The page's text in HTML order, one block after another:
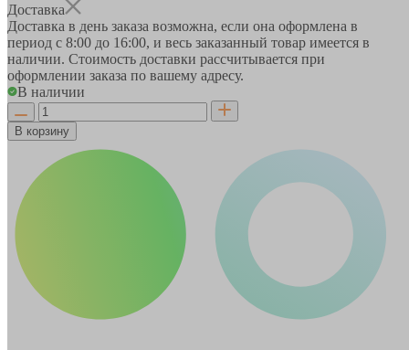
Доставка
Доставка в день заказа возможна, если она оформлена в
период с 8:00 до 16:00, и весь заказанный товар имеется в
наличии. Стоимость доставки рассчитывается при
оформлении заказа по вашему адресу.
В наличии
В корзину